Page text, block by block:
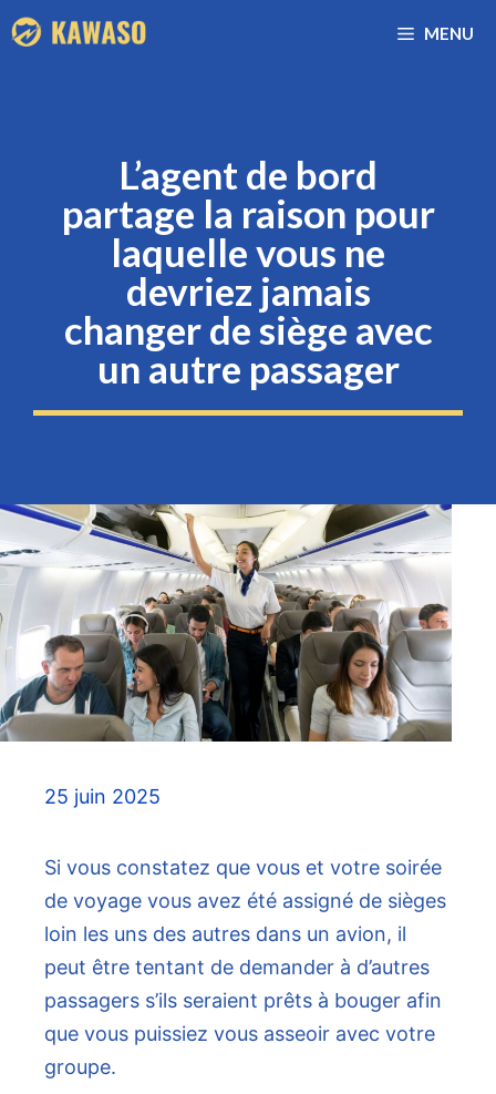
Aller
au
MENU
L’agent de bord
partage la raison pour
laquelle vous ne
devriez jamais
changer de siège avec
un autre passager
25 juin 2025
Si vous constatez que vous et votre soirée
de voyage vous avez été assigné de sièges
loin les uns des autres dans un avion, il
peut être tentant de demander à d’autres
passagers s’ils seraient prêts à bouger afin
que vous puissiez vous asseoir avec votre
groupe.